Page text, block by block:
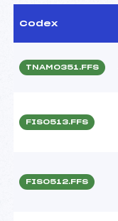
Codex
TNAM0351.FFS
FIS0513.FFS
FIS0512.FFS